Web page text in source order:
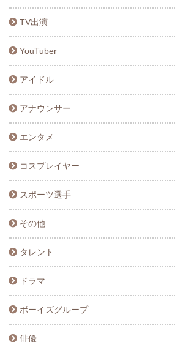
TV出演
YouTuber
アイドル
アナウンサー
エンタメ
コスプレイヤー
スポーツ選手
その他
タレント
ドラマ
ボーイズグループ
俳優